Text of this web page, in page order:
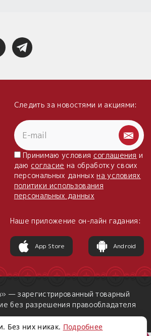
Следить за новостями и акциями:
Принимаю условия соглашения и
даю согласие на обработку своих
персональных данныхна условиях
политики использования
персональных данных
Наше приложение он-лайн гадания:
App Store Android
— зарегистрированный товарный
без разрешения правообладателя
Без них никак. Подробнее